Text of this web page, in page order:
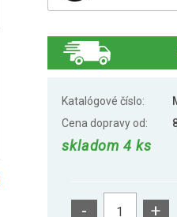
MOVIT
Katalógové číslo:
Cena dopravy od:
skladom 4 ks
- +